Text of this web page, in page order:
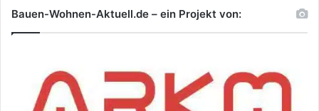
Bauen-Wohnen-Aktuell.de – ein Projekt von: